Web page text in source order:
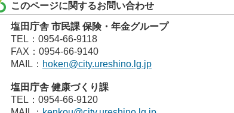
このページに関するお問い合わせ
塩田庁舎 市民課 保険・年金グループ
TEL：0954-66-9118
FAX：0954-66-9140
MAIL： hoken@city.ureshino.lg.jp
塩田庁舎 健康づくり課
TEL：0954-66-9120